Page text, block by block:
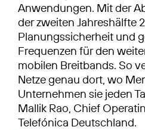
Anwendungen. Mit der
der zweiten Jahreshälfte
Planungssicherheit und
Frequenzen für den
mobilen Breitbands. So
Netze genau dort, wo
Unternehmen sie jeden
Mallik Rao, Chief
Telefónica Deutschland.